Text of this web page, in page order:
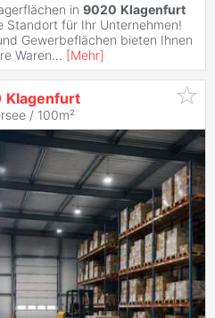
in 9020 Klagenfurt
Standort für Ihr Unternehmen!
Gewerbeflächen bieten Ihnen
Waren... [Mehr]
Klagenfurt
/ 100m²